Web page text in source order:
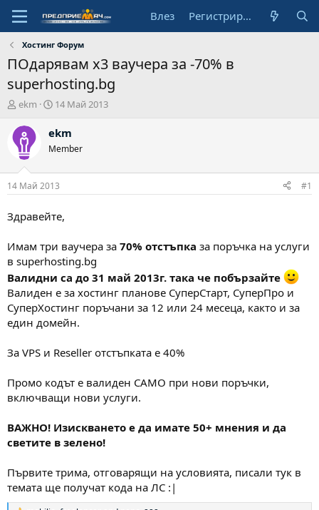
Влез Регистрирай се
Хостинг Форум
ПОдарявам х3 ваучера за -70% в
superhosting.bg
А
т
о
р
ekm
Н
ч
л
а
д
т
14 Май 2013
ekm
Member
14 Май 2013 #1
Здравейте,
Имам три ваучера за 70% отстъпка за поръчка на услуги
в superhosting.bg
Валидни са до 31 май 2013г. така че побързайте
Валиден е за хостинг планове СуперСтарт, СуперПро и
СуперХостинг поръчани за 12 или 24 месеца, както и за
един домейн.
За VPS и Reseller отстъпката е 40%
Промо кодът е валиден САМО при нови поръчки,
включващи нови услуги.
ВАЖНО! Изискването е да имате 50+ мнения и да
светите в зелено!
Първите трима, отговарящи на условията, писали тук в
темата ще получат кода на ЛС :|